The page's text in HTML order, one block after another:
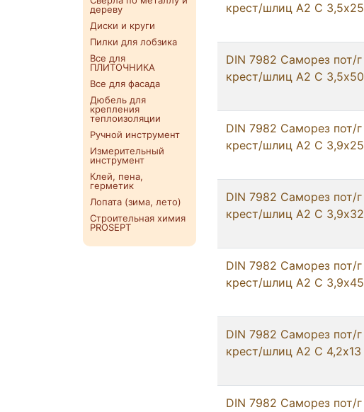
дереву
Диски и круги
Пилки для лобзика
Все для
ПЛИТОЧНИКА
Все для фасада
Дюбель для
крепления
теплоизоляции
Ручной инструмент
Измерительный
инструмент
Клей, пена,
герметик
Лопата (зима, лето)
Строительная химия
PROSEPT
крест/шлиц А2 С 3,5х25
DIN 7982 Саморез пот/г
крест/шлиц А2 С 3,5х50
DIN 7982 Саморез пот/г
крест/шлиц А2 С 3,9х25
DIN 7982 Саморез пот/г
крест/шлиц А2 С 3,9х32
DIN 7982 Саморез пот/г
крест/шлиц А2 С 3,9х45
DIN 7982 Саморез пот/г
крест/шлиц А2 С 4,2х13
DIN 7982 Саморез пот/г